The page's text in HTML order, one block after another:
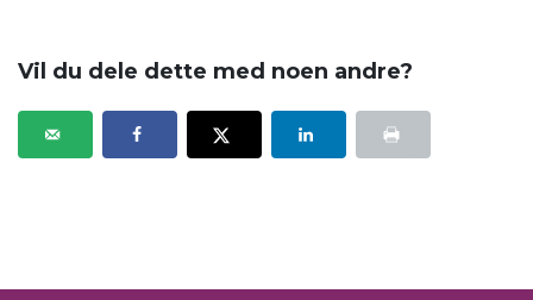
Vil du dele dette med noen andre?